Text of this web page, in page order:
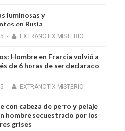
luminosas y
en Rusia
- EXTRANOTIX MISTERIO
Hombre en Francia volvió a
de 6 horas de ser declarado
- EXTRANOTIX MISTERIO
con cabeza de perro у pelaje
hombre secuestrado por los
grises